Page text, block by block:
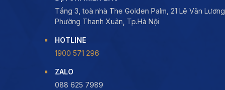
Tầng 3, toà nhà The Golden Palm, 21 Lê Văn Lương,
Phường Thanh Xuân, Tp.Hà Nội
HOTLINE
1900 571 296
ZALO
088 625 7989